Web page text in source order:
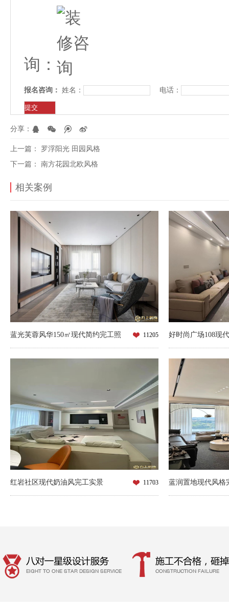
询：
报名咨询： 姓名： 电话：
分享：
上一篇： 罗浮阳光 田园风格
下一篇： 南方花园北欧风格
相关案例
蓝光芙蓉风华150㎡现代简约完工照 11205 好时尚广场108现
红岩社区现代奶油风完工实景 11703 蓝润置地现代风格